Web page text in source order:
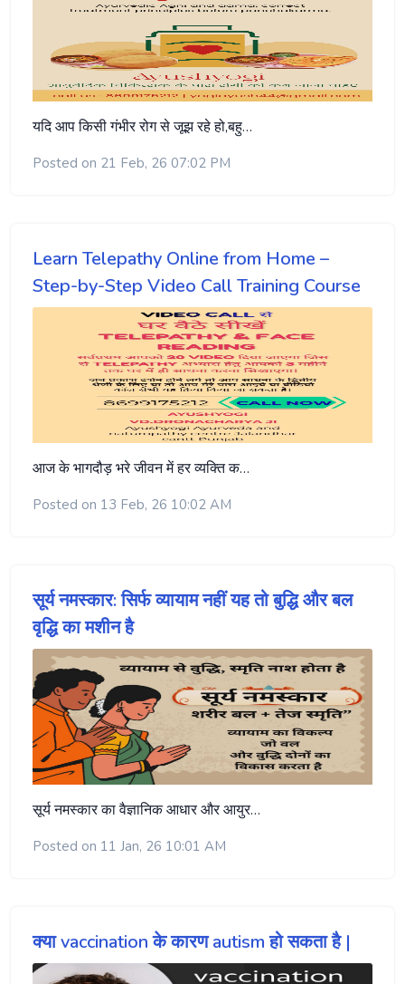
यदि आप किसी गंभीर रोग से जूझ रहे हो,बहु…
Posted on 21 Feb, 26 07:02 PM
Learn Telepathy Online from Home –
Step-by-Step Video Call Training Course
आज के भागदौड़ भरे जीवन में हर व्यक्ति क…
Posted on 13 Feb, 26 10:02 AM
सूर्य नमस्कार: सिर्फ व्यायाम नहीं यह तो बुद्धि और बल
वृद्धि का मशीन है
सूर्य नमस्कार का वैज्ञानिक आधार और आयुर…
Posted on 11 Jan, 26 10:01 AM
क्या vaccination के कारण autism हो सकता है |